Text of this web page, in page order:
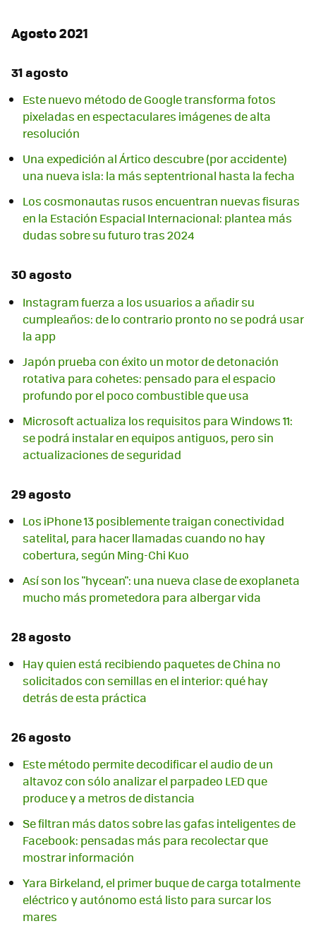
Agosto 2021
31 agosto
Este nuevo método de Google transforma fotos
pixeladas en espectaculares imágenes de alta
resolución
Una expedición al Ártico descubre (por accidente)
una nueva isla: la más septentrional hasta la fecha
Los cosmonautas rusos encuentran nuevas fisuras
en la Estación Espacial Internacional: plantea más
dudas sobre su futuro tras 2024
30 agosto
Instagram fuerza a los usuarios a añadir su
cumpleaños: de lo contrario pronto no se podrá usar
la app
Japón prueba con éxito un motor de detonación
rotativa para cohetes: pensado para el espacio
profundo por el poco combustible que usa
Microsoft actualiza los requisitos para Windows 11:
se podrá instalar en equipos antiguos, pero sin
actualizaciones de seguridad
29 agosto
Los iPhone 13 posiblemente traigan conectividad
satelital, para hacer llamadas cuando no hay
cobertura, según Ming-Chi Kuo
Así son los "hycean": una nueva clase de exoplaneta
mucho más prometedora para albergar vida
28 agosto
Hay quien está recibiendo paquetes de China no
solicitados con semillas en el interior: qué hay
detrás de esta práctica
26 agosto
Este método permite decodificar el audio de un
altavoz con sólo analizar el parpadeo LED que
produce y a metros de distancia
Se filtran más datos sobre las gafas inteligentes de
Facebook: pensadas más para recolectar que
mostrar información
Yara Birkeland, el primer buque de carga totalmente
eléctrico y autónomo está listo para surcar los
mares